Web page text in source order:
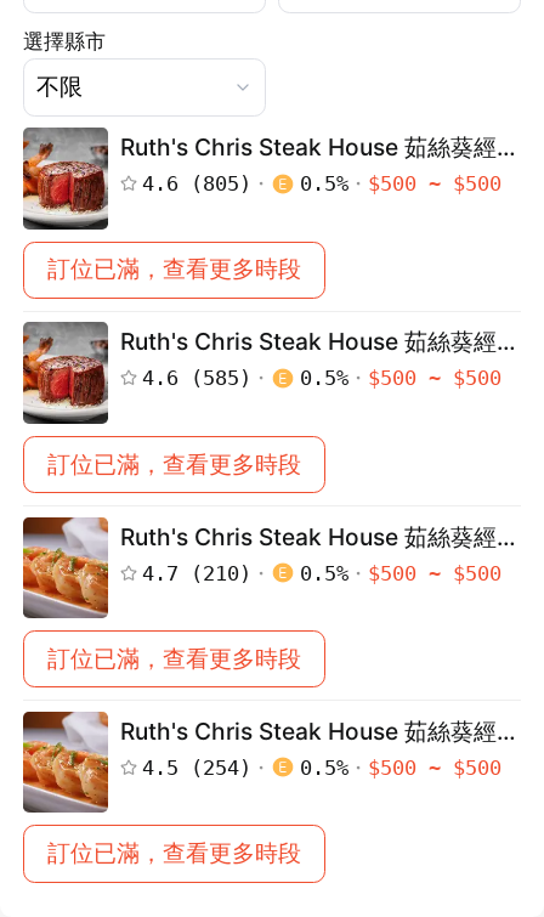
選擇縣市
Ruth's Chris Steak House 茹絲葵經典
牛排館（民生店）
4.6 (805 ) 0.5% $500 ~ $500
訂位已滿，查看更多時段
Ruth's Chris Steak House 茹絲葵經典
牛排館（大直店）
4.6 (585 ) 0.5% $500 ~ $500
訂位已滿，查看更多時段
Ruth's Chris Steak House 茹絲葵經典
牛排館（高雄店）
4.7 (210 ) 0.5% $500 ~ $500
訂位已滿，查看更多時段
Ruth's Chris Steak House 茹絲葵經典
牛排館（台中店）
4.5 (254) 0.5% $500 ~ $500
訂位已滿，查看更多時段